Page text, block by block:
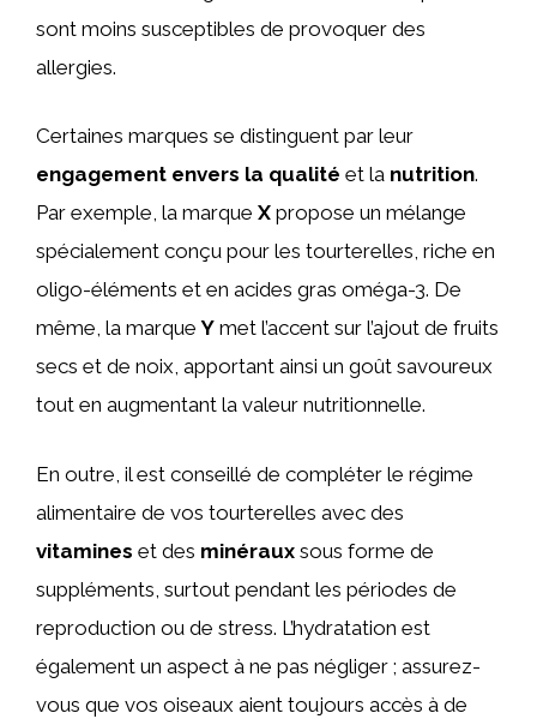
sont moins susceptibles de provoquer des
allergies.
Certaines marques se distinguent par leur
engagement envers la qualité et la nutrition.
Par exemple, la marque X propose un mélange
spécialement conçu pour les tourterelles, riche en
oligo-éléments et en acides gras oméga-3. De
même, la marqueY met l’accent sur l’ajout de fruits
secs et de noix, apportant ainsi un goût savoureux
tout en augmentant la valeur nutritionnelle.
En outre, il est conseillé de compléter le régime
alimentaire de vos tourterelles avec des
vitamines et des minéraux sous forme de
suppléments, surtout pendant les périodes de
reproduction ou de stress. L’hydratation est
également un aspect à ne pas négliger ; assurez-
vous que vos oiseaux aient toujours accès à de